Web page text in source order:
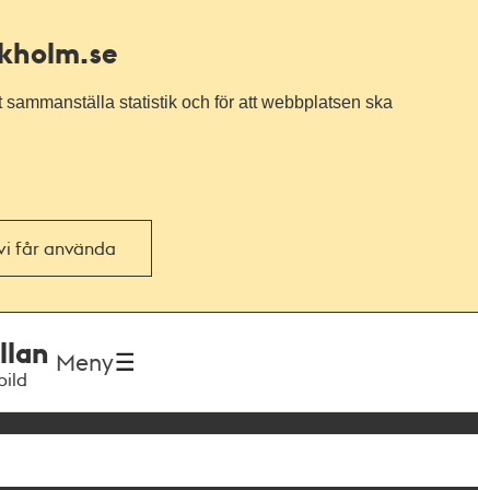
statistik och för att webbplatsen ska
får använda
Meny